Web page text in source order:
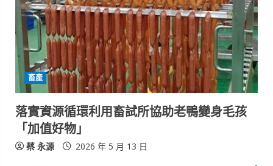
畜產
落實資源循環利用畜試所協助老鴨變身毛孩
「加值好物」
蔡 永源 2026 年 5 月 13 日